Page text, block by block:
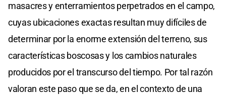
masacres y enterramientos perpetrados en el campo,
cuyas ubicaciones exactas resultan muy difíciles de
determinar por la enorme extensión del terreno, sus
características boscosas y los cambios naturales
producidos por el transcurso del tiempo. Por tal razón
valoran este paso que se da, en el contexto de una